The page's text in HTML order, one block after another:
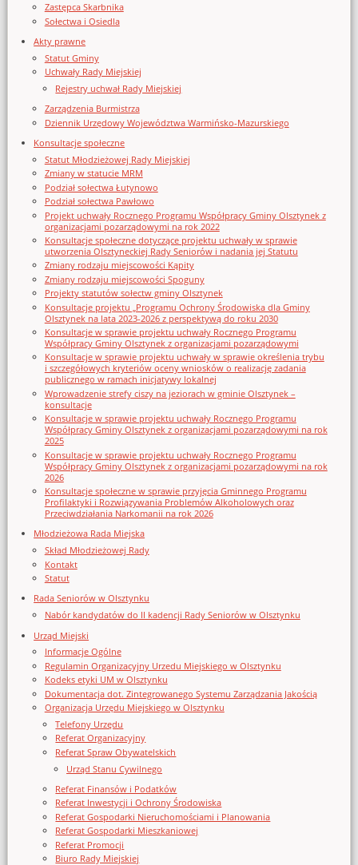
Zastępca Skarbnika
Sołectwa i Osiedla
Akty prawne
Statut Gminy
Uchwały Rady Miejskiej
Rejestry uchwał Rady Miejskiej
Zarządzenia Burmistrza
Dziennik Urzędowy Województwa Warmińsko-Mazurskiego
Konsultacje społeczne
Statut Młodzieżowej Rady Miejskiej
Zmiany w statucie MRM
Podział sołectwa Łutynowo
Podział sołectwa Pawłowo
Projekt uchwały Rocznego Programu Współpracy Gminy Olsztynek z
organizacjami pozarządowymi na rok 2022
Konsultacje społeczne dotyczące projektu uchwały w sprawie
utworzenia Olsztyneckiej Rady Seniorów i nadania jej Statutu
Zmiany rodzaju miejscowości Kąpity
Zmiany rodzaju miejscowości Spoguny
Projekty statutów sołectw gminy Olsztynek
Konsultacje projektu „Programu Ochrony Środowiska dla Gminy
Olsztynek na lata 2023-2026 z perspektywą do roku 2030
Konsultacje w sprawie projektu uchwały Rocznego Programu
Współpracy Gminy Olsztynek z organizacjami pozarządowymi
Konsultacje w sprawie projektu uchwały w sprawie określenia trybu
i szczegółowych kryteriów oceny wniosków o realizację zadania
publicznego w ramach inicjatywy lokalnej
Wprowadzenie strefy ciszy na jeziorach w gminie Olsztynek –
konsultacje
Konsultacje w sprawie projektu uchwały Rocznego Programu
Współpracy Gminy Olsztynek z organizacjami pozarządowymi na rok
2025
Konsultacje w sprawie projektu uchwały Rocznego Programu
Współpracy Gminy Olsztynek z organizacjami pozarządowymi na rok
2026
Konsultacje społeczne w sprawie przyjęcia Gminnego Programu
Profilaktyki i Rozwiązywania Problemów Alkoholowych oraz
Przeciwdziałania Narkomanii na rok 2026
Młodzieżowa Rada Miejska
Skład Młodzieżowej Rady
Kontakt
Statut
Rada Seniorów w Olsztynku
Nabór kandydatów do II kadencji Rady Seniorów w Olsztynku
Urząd Miejski
Informacje Ogólne
Regulamin Organizacyjny Urzedu Miejskiego w Olsztynku
Kodeks etyki UM w Olsztynku
Dokumentacja dot. Zintegrowanego Systemu Zarządzania Jakością
Organizacja Urzędu Miejskiego w Olsztynku
Telefony Urzędu
Referat Organizacyjny
Referat Spraw Obywatelskich
Urząd Stanu Cywilnego
Referat Finansów i Podatków
Referat Inwestycji i Ochrony Środowiska
Referat Gospodarki Nieruchomościami i Planowania
Referat Gospodarki Mieszkaniowej
Referat Promocji
Biuro Rady Miejskiej